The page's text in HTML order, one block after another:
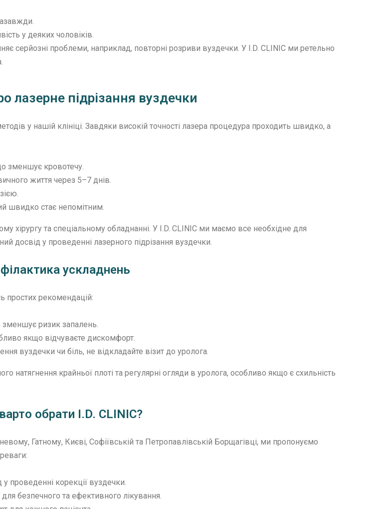
у деяких чоловіків.
серйозні проблеми, наприклад, повторні розриви вуздечки. У I.D. CLINIC ми ретельно
лазерне підрізання вуздечки
у нашій клініці. Завдяки високій точності лазера процедура проходить швидко, а
зменшує кровотечу.
життя через 5–7 днів.
швидко стає непомітним.
хірургу та спеціальному обладнанні. У I.D. CLINIC ми маємо все необхідне для
досвід у проведенні лазерного підрізання вуздечки.
ускладнень
простих рекомендацій:
зменшує ризик запалень.
якщо відчуваєте дискомфорт.
вуздечки чи біль, не відкладайте візит до уролога.
натягнення крайньої плоті та регулярні огляди в уролога, особливо якщо є схильність
обрати I.D. CLINIC?
Гатному, Києві, Софіївській та Петропавлівській Борщагівці, ми пропонуємо
проведенні корекції вуздечки.
безпечного та ефективного лікування.